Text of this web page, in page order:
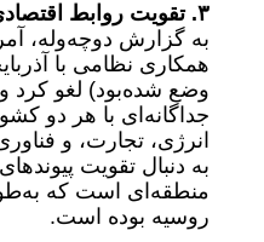
۳. تقویت روابط اقتصادی و نظامی
به گزارش دوچه‌وله،
وضع شده‌بود) لغو کرد
جداگانه‌ای با هر دو
انرژی، تجارت، و
به دنبال تقویت
منطقه‌ای است که
روسیه بوده است.